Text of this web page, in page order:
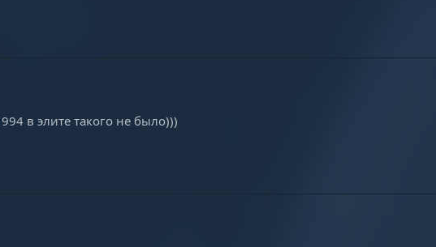
в элите такого не было)))